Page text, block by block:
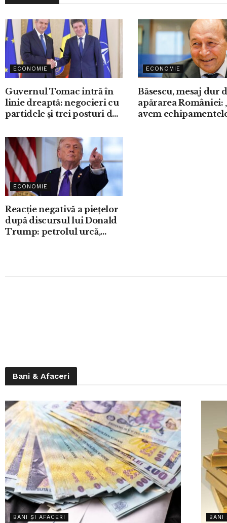
ECONOMIE
Guvernul Tomac intră în
linie dreaptă: negocieri cu
partidele și trei posturi de
ECONOMIE
Băsescu, mesaj dur
apărarea României:
avem
ECONOMIE
Reacție negativă a piețelor
după discursul lui Donald
Trump: petrolul urcă,
Bani & Afaceri
BANI ȘI AFACERI BANI